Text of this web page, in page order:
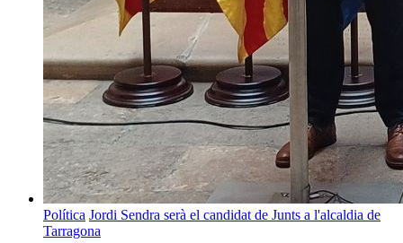
Política Jordi Sendra serà el candidat de Junts a l'alcaldia de
Tarragona